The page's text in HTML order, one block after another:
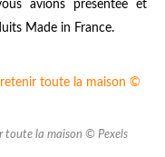
avions présentée et
Made in France.
toute la maison © Pexels